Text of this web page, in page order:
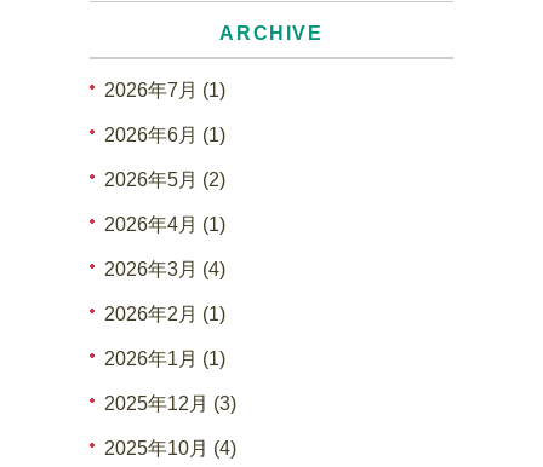
ARCHIVE
2026年7月 (1)
2026年6月 (1)
2026年5月 (2)
2026年4月 (1)
2026年3月 (4)
2026年2月 (1)
2026年1月 (1)
2025年12月 (3)
2025年10月 (4)